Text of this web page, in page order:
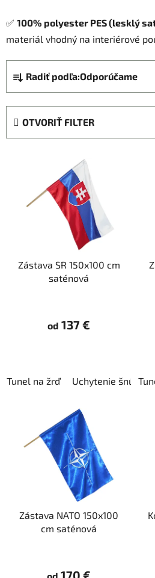
✅ 100% polyester PES (lesklý
materiál vhodný na interiérové
R
a
d
Radiť podľa:Odporúčame
OTVORIŤ FILTER
Zástava SR 150x100 cm
saténová
od 137 €
Tunel na žrď Uchytenie
Zástava NATO 150x100
cm saténová
170 €